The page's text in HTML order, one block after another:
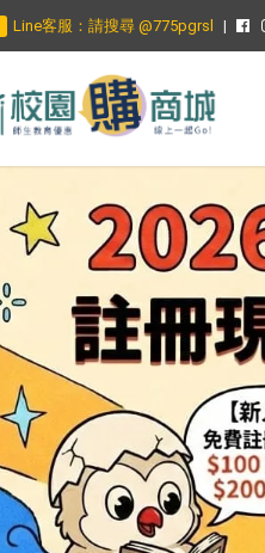
Line客服：請搜尋 @775pgrsl